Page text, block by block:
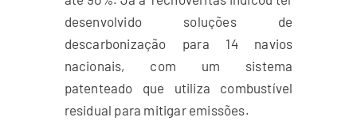
desenvolvido soluções de
descarbonização para 14 navios
nacionais, com um sistema
patenteado que utiliza combustível
residual para mitigar emissões.